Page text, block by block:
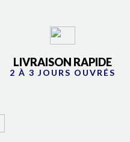
LIVRAISON RAPIDE
2 À 3 JOURS OUVRÉS